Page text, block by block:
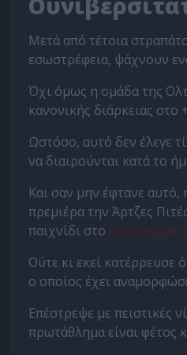
Μετά από τέτοια
εσωστρέφεια, ψάχνουν
Όχι όμως η ομάδα της
κανονικής διάρκειας
Ωστόσο, αυτό δεν έλεγε
να διαιρούνται κατά το
Και σαν μην έφτανε
πρεμιέρα την Άρτζες
παιχνίδι στο πρόγραμμα
Ούτε κι εκεί κατέρρευσε
ο οποίος έχει
Επέστρεψε με πειστικές
πρωτάθλημα είναι φέτος